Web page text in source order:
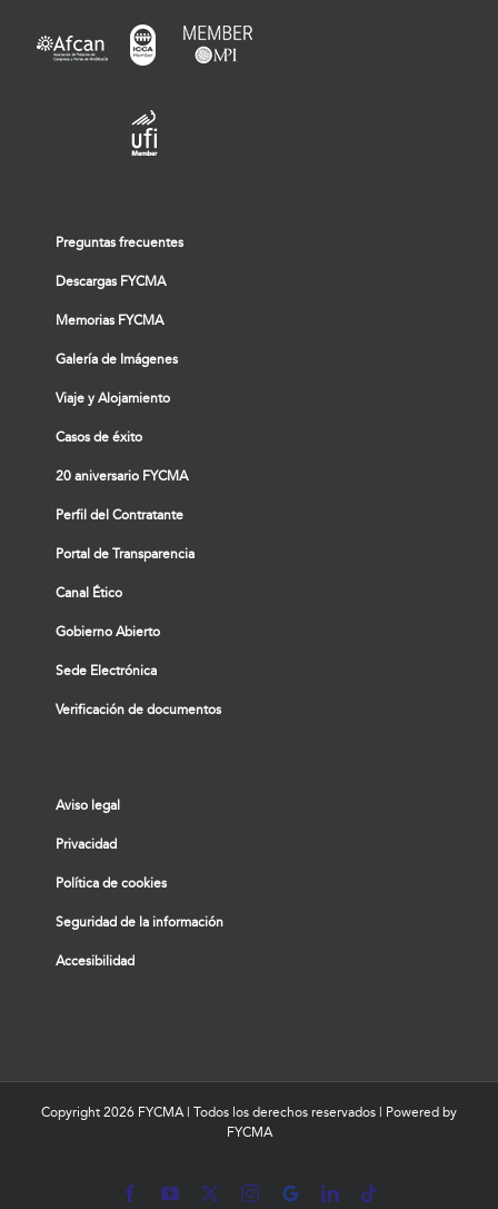
Preguntas frecuentes
Descargas FYCMA
Memorias FYCMA
Galería de Imágenes
Viaje y Alojamiento
Casos de éxito
20 aniversario FYCMA
Perfil del Contratante
Portal de Transparencia
Canal Ético
Gobierno Abierto
Sede Electrónica
Verificación de documentos
Aviso legal
Privacidad
Política de cookies
Seguridad de la información
Accesibilidad
Copyright 2026 FYCMA | Todos los derechos reservados | Powered by
FYCMA
FacebookYouTube
X Instagram
MyBusinessLinkedInTiktok